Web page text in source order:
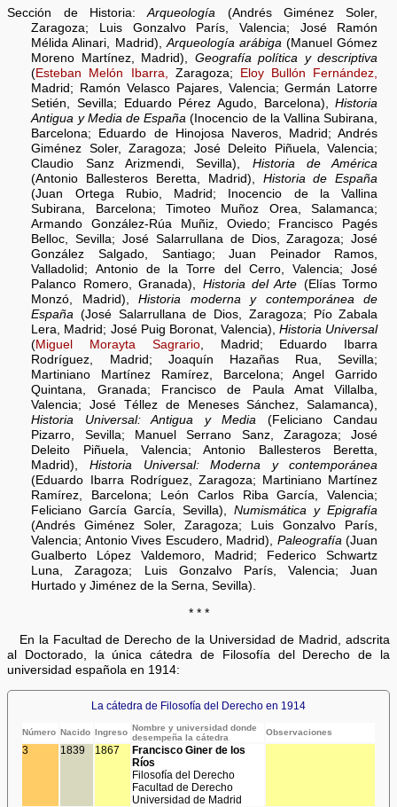
Sección de Historia:
Arqueología (Andrés Giménez Soler,
Zaragoza; Luis Gonzalvo París, Valencia; José Ramón
Mélida Alinari, Madrid),Arqueología arábiga(Manuel Gómez
Moreno Martínez, Madrid), Geografía política y descriptiva
(Esteban Melón Ibarra, Zaragoza;
Eloy Bullón Fernández,
Madrid; Ramón Velasco Pajares, Valencia; Germán Latorre
Setién, Sevilla; Eduardo Pérez Agudo, Barcelona),Historia
Antigua y Media de España (Inocencio de la Vallina Subirana,
Barcelona; Eduardo de Hinojosa Naveros, Madrid; Andrés
Giménez Soler, Zaragoza; José Deleito Piñuela, Valencia;
Claudio Sanz Arizmendi, Sevilla), Historia de América
(Antonio Ballesteros Beretta, Madrid), Historia de España
(Juan Ortega Rubio, Madrid; Inocencio de la Vallina
Subirana, Barcelona; Timoteo Muñoz Orea, Salamanca;
Armando González-Rúa Muñiz, Oviedo; Francisco Pagés
Belloc, Sevilla; José Salarrullana de Dios, Zaragoza; José
González Salgado, Santiago; Juan Peinador Ramos,
Valladolid; Antonio de la Torre del Cerro, Valencia; José
Palanco Romero, Granada), Historia del Arte (Elías Tormo
Monzó, Madrid),Historia moderna y contemporánea de
España (José Salarrullana de Dios, Zaragoza; Pío Zabala
Lera, Madrid; José Puig Boronat, Valencia),Historia Universal
(Miguel Morayta Sagrario, Madrid; Eduardo Ibarra
Rodríguez, Madrid; Joaquín Hazañas Rua, Sevilla;
Martiniano Martínez Ramírez, Barcelona; Angel Garrido
Quintana, Granada; Francisco de Paula Amat Villalba,
Valencia; José Téllez de Meneses Sánchez, Salamanca),
Historia Universal: Antigua y Media (Feliciano Candau
Pizarro, Sevilla; Manuel Serrano Sanz, Zaragoza; José
Deleito Piñuela, Valencia; Antonio Ballesteros Beretta,
Madrid), Historia Universal: Moderna y contemporánea
(Eduardo Ibarra Rodríguez, Zaragoza; Martiniano Martínez
Ramírez, Barcelona; León Carlos Riba García, Valencia;
Feliciano García García, Sevilla),Numismática y Epigrafía
(Andrés Giménez Soler, Zaragoza; Luis Gonzalvo París,
Valencia; Antonio Vives Escudero, Madrid), Paleografía(Juan
Gualberto López Valdemoro, Madrid; Federico Schwartz
Luna, Zaragoza; Luis Gonzalvo París, Valencia; Juan
Hurtado y Jiménez de la Serna, Sevilla).
* * *
En la Facultad de Derecho de la Universidad de Madrid, adscrita
al Doctorado, la única cátedra de Filosofía del Derecho de la
universidad española en 1914:
La cátedra de Filosofía del Derecho en 1914
Número Nacido Ingreso Nombre y universidad donde
desempeña la cátedra
Observaciones
3 1839 1867
Francisco Giner de los
Ríos
Filosofía del Derecho
Facultad de Derecho
Universidad de Madrid